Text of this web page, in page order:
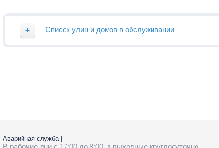
Список улиц и домов в обслуживании
Аварийная служба
В рабочие дни с 17:00 до 8:00, в выходные круглосуточно